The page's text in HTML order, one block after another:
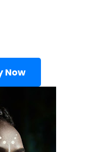
Now